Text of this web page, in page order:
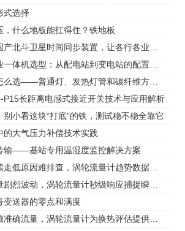
式选择
，什么地板能扛得住？铁地板
P15长距离电感式接近开关技术与应用解析
别小看这块“打底”的铁，测试稳不稳全靠它
的大气压力补偿技术实践
输——基站专用温湿度监控解决方案
变送器的零点和满度